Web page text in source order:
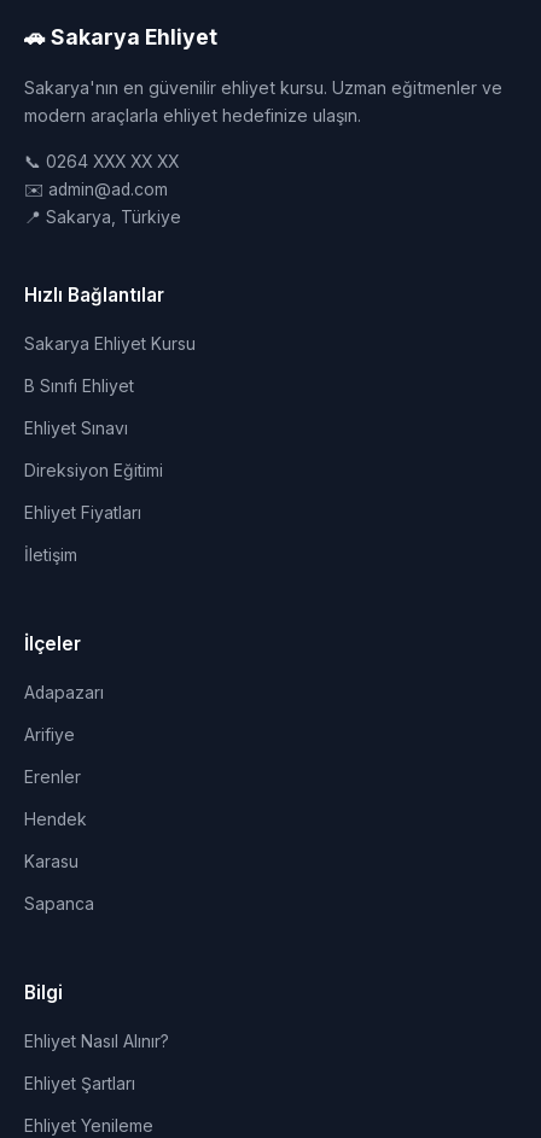
🚗 Sakarya Ehliyet
Sakarya'nın en güvenilir ehliyet kursu. Uzman eğitmenler ve
modern araçlarla ehliyet hedefinize ulaşın.
📞 0264 XXX XX XX
✉️ admin@ad.com
📍 Sakarya, Türkiye
Hızlı Bağlantılar
Sakarya Ehliyet Kursu
B Sınıfı Ehliyet
Ehliyet Sınavı
Direksiyon Eğitimi
Ehliyet Fiyatları
İletişim
İlçeler
Adapazarı
Arifiye
Erenler
Hendek
Karasu
Sapanca
Bilgi
Ehliyet Nasıl Alınır?
Ehliyet Şartları
Ehliyet Yenileme